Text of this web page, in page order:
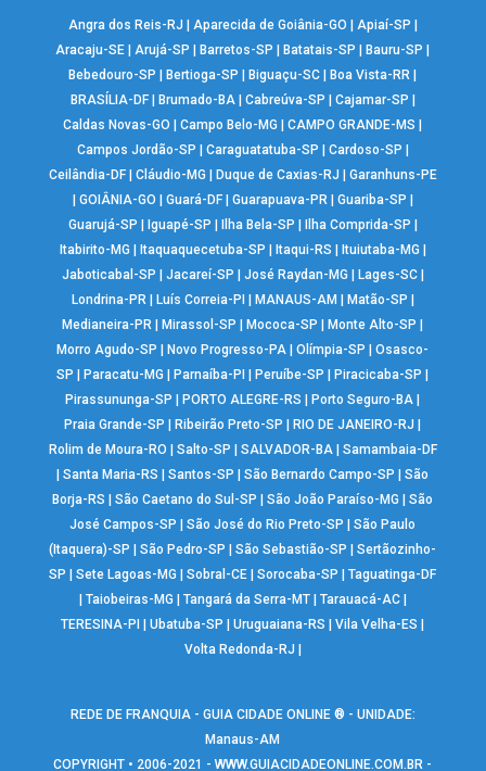
Angra dos Reis-RJ Aparecida de Goiânia-GO Apiaí-SP
Aracaju-SE |Arujá-SP Barretos-SP Batatais-SP Bauru-SP
Bebedouro-SP
Bertioga-SP Biguaçu-SC Boa Vista-RR
BRASÍLIA-DF| Brumado-BA| Cabreúva-SP Cajamar-SP
Caldas Novas-GO
|Campo Belo-MG |CAMPO GRANDE-MS
Campos Jordão-SP
Caraguatatuba-SP Cardoso-SP
Ceilândia-DF| Cláudio-MG Duque de Caxias-RJ
Garanhuns-PE
GOIÂNIA-GO Guará-DF| Guarapuava-PR| Guariba-SP
Guarujá-SP
Iguapé-SP Ilha Bela-SP Ilha Comprida-SP
Itabirito-MG
Itaquaquecetuba-SP Itaqui-RS Ituiutaba-MG
Jaboticabal-SP
Jacareí-SP José Raydan-MG Lages-SC|
Londrina-PR| Luís Correia-PI MANAUS-AM Matão-SP
Medianeira-PR
Mirassol-SP Mococa-SP Monte Alto-SP
Morro Agudo-SP
Novo Progresso-PA |Olímpia-SP |Osasco-
SP
Paracatu-MG Parnaíba-PI Peruíbe-SP Piracicaba-SP
Pirassununga-SP
PORTO ALEGRE-RS Porto Seguro-BA
Praia Grande-SP
Ribeirão Preto-SP RIO DE JANEIRO-RJ
Rolim de Moura-RO
Salto-SP SALVADOR-BA| Samambaia-DF
|Santa Maria-RS |Santos-SP |São Bernardo Campo-SP |São
Borja-RS
|São Caetano do Sul-SP |São João Paraíso-MG |São
José Campos-SP
|São José do Rio Preto-SP |São Paulo
(Itaquera)-SP
|São Pedro-SP |São Sebastião-SP |Sertãozinho-
SP
|Sete Lagoas-MG |Sobral-CE |Sorocaba-SP |Taguatinga-DF
Taiobeiras-MG Tangará da Serra-MT| Tarauacá-AC|
TERESINA-PI
|Ubatuba-SP |Uruguaiana-RS |Vila Velha-ES
Volta Redonda-RJ
REDE DE FRANQUIA - GUIA CIDADE ONLINE ® - UNIDADE:
Manaus-AM
COPYRIGHT • 2006-2021 -WWW.GUIACIDADEONLINE.COM.BR -